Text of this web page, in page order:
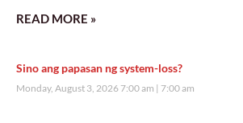
READ MORE »
Sino ang papasan ng system-loss?
Monday, August 3, 2026 7:00 am 7:00 am